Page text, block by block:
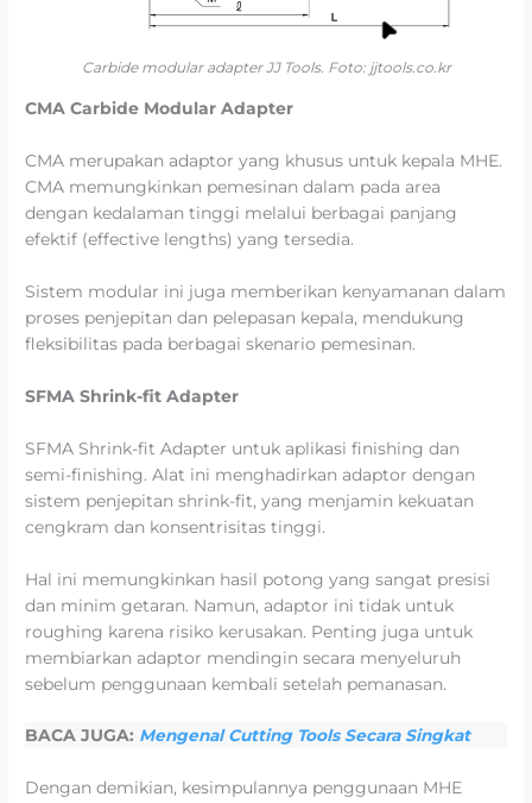
Carbide modular adapter JJ Tools. Foto: jjtools.co.kr
CMA Carbide Modular Adapter
CMA merupakan adaptor yang khusus untuk kepala MHE.
CMA memungkinkan pemesinan dalam pada area
dengan kedalaman tinggi melalui berbagai panjang
efektif (effective lengths) yang tersedia.
Sistem modular ini juga memberikan kenyamanan dalam
proses penjepitan dan pelepasan kepala, mendukung
fleksibilitas pada berbagai skenario pemesinan.
SFMA Shrink-fit Adapter
SFMA Shrink-fit Adapter untuk aplikasi finishing dan
semi-finishing. Alat ini menghadirkan adaptor dengan
sistem penjepitan shrink-fit, yang menjamin kekuatan
cengkram dan konsentrisitas tinggi.
Hal ini memungkinkan hasil potong yang sangat presisi
dan minim getaran. Namun, adaptor ini tidak untuk
roughing karena risiko kerusakan. Penting juga untuk
membiarkan adaptor mendingin secara menyeluruh
sebelum penggunaan kembali setelah pemanasan.
BACA JUGA: Mengenal Cutting Tools Secara Singkat
Dengan demikian, kesimpulannya penggunaan MHE